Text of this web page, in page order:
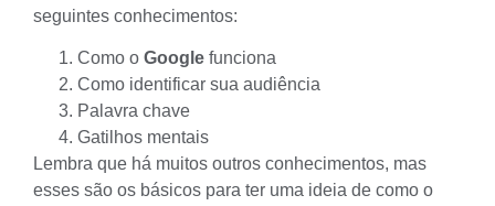
seguintes conhecimentos:
Como o Google funciona
Como identificar sua audiência
Palavra chave
Gatilhos mentais
Lembra que há muitos outros conhecimentos, mas
esses são os básicos para ter uma ideia de como o